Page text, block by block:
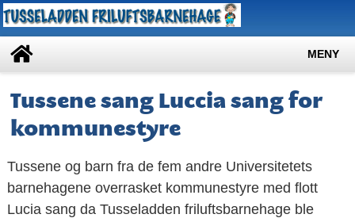
MENY
Tussene sang Luccia sang for
kommunestyre
Tussene og barn fra de fem andre Universitetets
barnehagene overrasket kommunestyre med flott
Lucia sang da Tusseladden friluftsbarnehage ble